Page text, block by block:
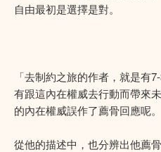
自由最初是選擇是對。
「去制約之旅的作者，就是有
有跟這內在權威去行動而帶來
的內在權威誤作了薦骨回應呢。
從他的描述中，也分辨出他薦